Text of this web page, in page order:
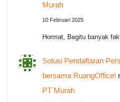
Murah
10 Februari 2025
Hormat, Begitu banyak
Solusi Pendaftaran
bersama RuangOffice!
PT Murah